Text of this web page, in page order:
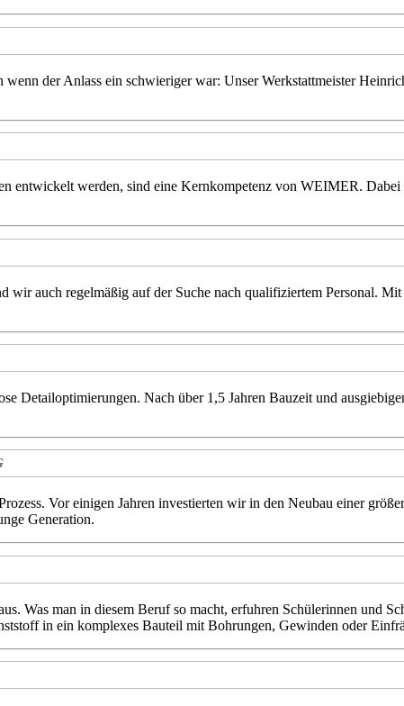
der Anlass ein schwieriger war: Unser Werkstattmeister
entwickelt werden, sind eine Kernkompetenz von WEIMER.
auch regelmäßig auf der Suche nach qualifiziertem Personal.
Detailoptimierungen. Nach über 1,5 Jahren Bauzeit und
Vor einigen Jahren investierten wir in den Neubau einer
Generation.
Was man in diesem Beruf so macht, erfuhren Schülerinnen und
in ein komplexes Bauteil mit Bohrungen, Gewinden oder